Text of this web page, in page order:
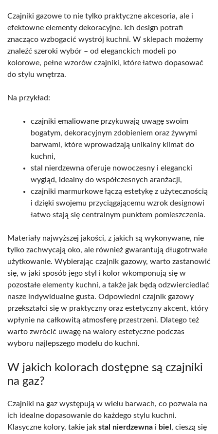
Czajniki gazowe to nie tylko praktyczne akcesoria, ale i
efektowne elementy dekoracyjne. Ich design potrafi
znacząco wzbogacić wystrój kuchni. W sklepach możemy
znaleźć szeroki wybór – od eleganckich modeli po
kolorowe, pełne wzorów czajniki, które łatwo dopasować
do stylu wnętrza.
Na przykład:
czajniki emaliowane przykuwają uwagę swoim
bogatym, dekoracyjnym zdobieniem oraz żywymi
barwami, które wprowadzają unikalny klimat do
kuchni,
stal nierdzewna oferuje nowoczesny i elegancki
wygląd, idealny do współczesnych aranżacji,
czajniki marmurkowe łączą estetykę z użytecznością
i dzięki swojemu przyciągającemu wzrok designowi
łatwo stają się centralnym punktem pomieszczenia.
Materiały najwyższej jakości, z jakich są wykonywane, nie
tylko zachwycają oko, ale również gwarantują długotrwałe
użytkowanie. Wybierając czajnik gazowy, warto zastanowić
się, w jaki sposób jego styl i kolor wkomponują się w
pozostałe elementy kuchni, a także jak będą odzwierciedlać
nasze indywidualne gusta. Odpowiedni czajnik gazowy
przekształci się w praktyczny oraz estetyczny akcent, który
wpłynie na całkowitą atmosferę przestrzeni. Dlatego też
warto zwrócić uwagę na walory estetyczne podczas
wyboru najlepszego modelu do kuchni.
W jakich kolorach dostępne są czajniki
na gaz?
Czajniki na gaz występują w wielu barwach, co pozwala na
ich idealne dopasowanie do każdego stylu kuchni.
Klasyczne kolory, takie jak stal nierdzewna i biel , cieszą się